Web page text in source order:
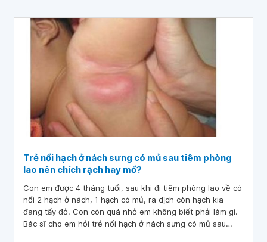
Trẻ nổi hạch ở nách sưng có mủ sau tiêm phòng
lao nên chích rạch hay mổ?
Con em được 4 tháng tuổi, sau khi đi tiêm phòng lao về có
nổi 2 hạch ở nách, 1 hạch có mủ, ra dịch còn hạch kia
đang tấy đỏ. Con còn quá nhỏ em không biết phải làm gì.
Bác sĩ cho em hỏi trẻ nổi hạch ở nách sưng có mủ sau